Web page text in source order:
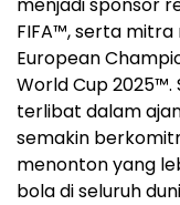
FIFA™, serta mitra
European
World Cup 2025™.
terlibat dalam
semakin
menonton yang
bola di seluruh